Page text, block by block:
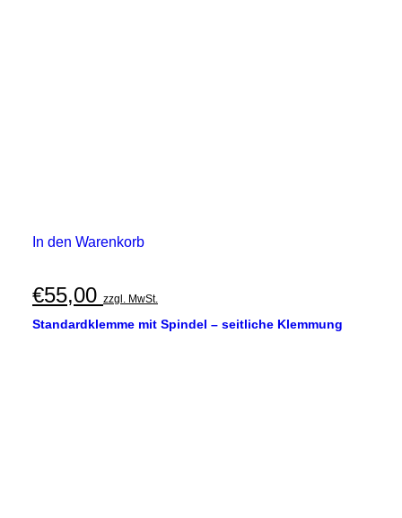
In den Warenkorb
€55,00 zzgl. MwSt.
Standardklemme mit Spindel – seitliche Klemmung